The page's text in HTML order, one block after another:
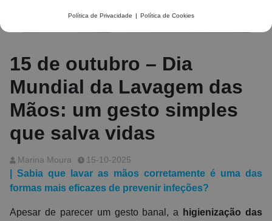
Política de Privacidade | Política de Cookies
15 de outubro – Dia
Mundial da Lavagem das
Mãos: um gesto simples
que salva vidas
Marina Moura 15-10-2025
| Sabia que lavar as mãos corretamente é uma das
formas mais eficazes de prevenir infeções?
Apesar de parecer um gesto banal, a
higienização das